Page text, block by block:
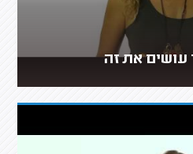
עושים את זה